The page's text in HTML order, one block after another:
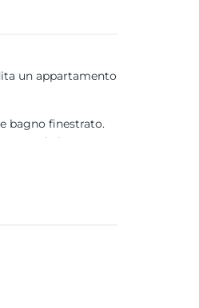
un appartamento
bagno finestrato.
bagno
elettrica,